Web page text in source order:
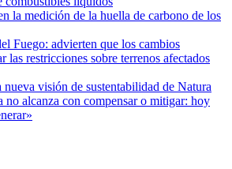
la medición de la huella de carbono de los
Fuego: advierten que los cambios
las restricciones sobre terrenos afectados
visión de sustentabilidad de Natura
no alcanza con compensar o mitigar: hoy